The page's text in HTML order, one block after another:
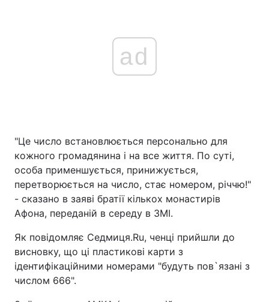
ad
"Це число встановлюється персонально для
кожного громадянина і на все життя. По суті,
особа применшується, принижується,
перетворюється на число, стає номером, річчю!"
- сказано в заяві братії кількох монастирів
Афона, переданій в середу в ЗМІ.
Як повідомляє Седмиця.Ru, ченці прийшли до
висновку, що ці пластикові карти з
ідентифікаційними номерами "будуть пов`язані з
числом 666".